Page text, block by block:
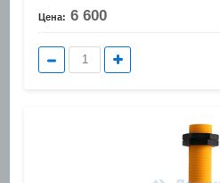
Цена: 6 600